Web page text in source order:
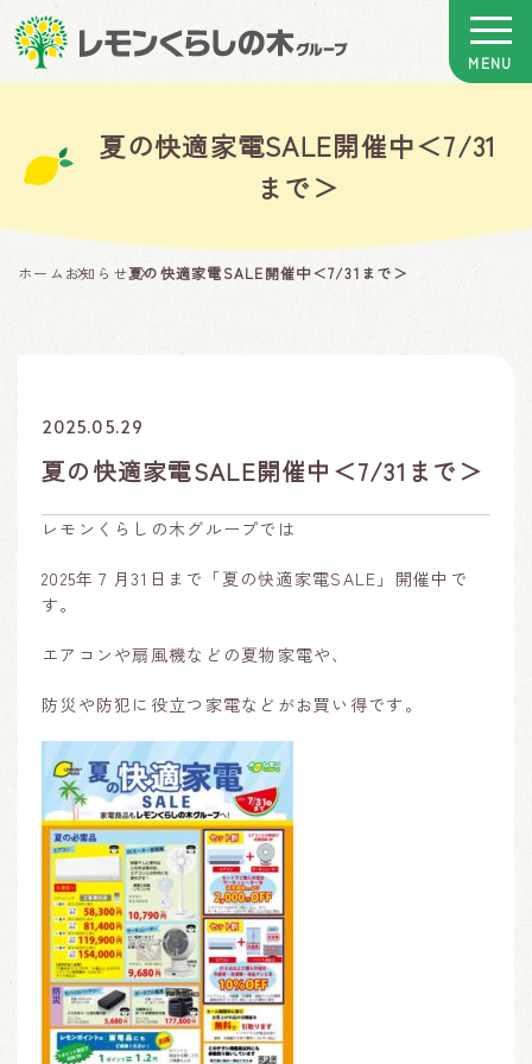
夏の快適家電SALE開催中＜7/31
まで＞
ホーム お知らせ夏の快適家電SALE開催中＜7/31まで＞
2025.05.29
夏の快適家電SALE開催中＜7/31まで＞
レモンくらしの木グループでは
2025年７月31日まで「夏の快適家電SALE」開催中で
す。
エアコンや扇風機などの夏物家電や、
防災や防犯に役立つ家電などがお買い得です。